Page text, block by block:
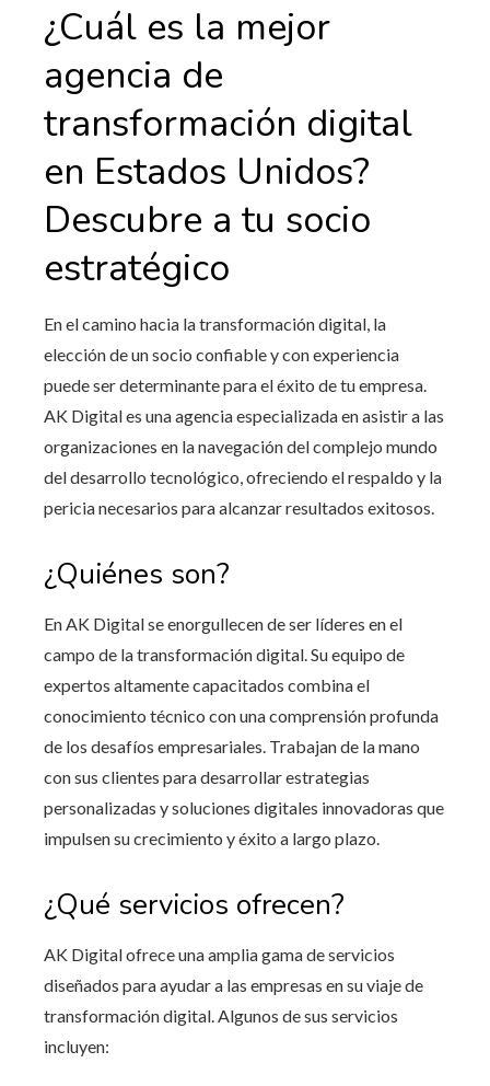
¿Cuál es la mejor
agencia de
transformación digital
en Estados Unidos?
Descubre a tu socio
estratégico
En el camino hacia la transformación digital, la
elección de un socio confiable y con experiencia
puede ser determinante para el éxito de tu empresa.
AK Digital es una agencia especializada en asistir a las
organizaciones en la navegación del complejo mundo
del desarrollo tecnológico, ofreciendo el respaldo y la
pericia necesarios para alcanzar resultados exitosos.
¿Quiénes son?
En AK Digital se enorgullecen de ser líderes en el
campo de la transformación digital. Su equipo de
expertos altamente capacitados combina el
conocimiento técnico con una comprensión profunda
de los desafíos empresariales. Trabajan de la mano
con sus clientes para desarrollar estrategias
personalizadas y soluciones digitales innovadoras que
impulsen su crecimiento y éxito a largo plazo.
¿Qué servicios ofrecen?
AK Digital ofrece una amplia gama de servicios
diseñados para ayudar a las empresas en su viaje de
transformación digital. Algunos de sus servicios
incluyen: